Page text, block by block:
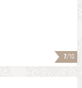
7/10